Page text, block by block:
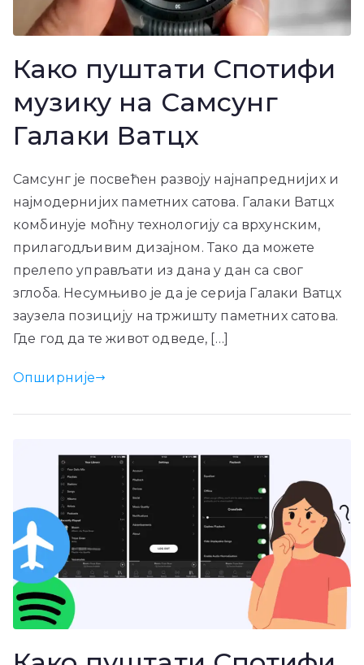
Како пуштати Спотифи
музику на Самсунг
Галаки Ватцх
Самсунг је посвећен развоју најнапреднијих и
најмодернијих паметних сатова. Галаки Ватцх
комбинује моћну технологију са врхунским,
прилагодљивим дизајном. Тако да можете
прелепо управљати из дана у дан са свог
зглоба. Несумњиво је да је серија Галаки Ватцх
заузела позицију на тржишту паметних сатова.
Где год да те живот одведе, […]
Опширније